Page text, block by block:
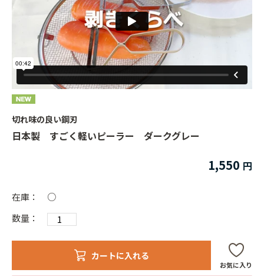
日本製 すごく軽いピーラー ダークグレー
切れ味の良い鋼刃
1,550
在庫：
○
数量：
カートに入れる
お気に入り